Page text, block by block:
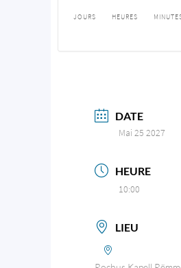
JOURS HEURES
DATE
Mai 25 2027
HEURE
10:00
LIEU